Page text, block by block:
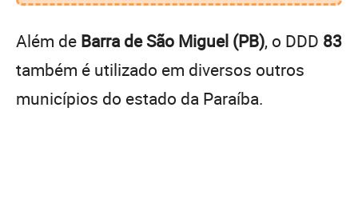
Além de Barra de São Miguel (PB), o DDD 83
também é utilizado em diversos outros
municípios do estado da Paraíba.